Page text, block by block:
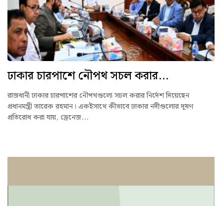
ঢাকার চারপাশে নৌপথ সচল করার...
রাজধানী ঢাকার চারপাশের নৌপথগুলো সচল করার নির্দেশ দিয়েছেন
প্রধানমন্ত্রী তারেক রহমান। একইসাথে কীভাবে ঢাকার নদীগুলোর দূষণ
প্রতিরোধ করা যায়, ড্রেনেজ...